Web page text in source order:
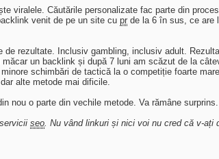
viralele. Căutările personalizate fac parte din
venit de pe un site cu pr de la 6 în sus, ce are
rezultate. Inclusiv gambling, inclusiv adult.
un backlink și după 7 luni am scăzut de la
schimbări de tactică la o competiție foarte
alte metode mai dificile.
nou o parte din vechile metode. Va rămâne surprins.
seo. Nu vând linkuri și nici voi nu cred că v-ați